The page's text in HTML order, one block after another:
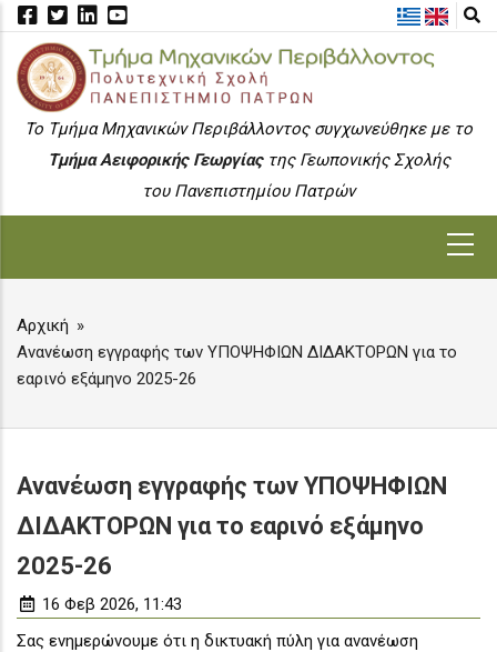
Skip
main
content
To Τμήμα Μηχανικών Περιβάλλοντος συγχωνεύθηκε με το
Τμήμα Αειφορικής Γεωργίαςτης Γεωπονικής Σχολής
του Πανεπιστημίου Πατρών
BREADCRUMB
Αρχική
Ανανέωση εγγραφής των ΥΠΟΨΗΦΙΩΝ ΔΙΔΑΚΤΟΡΩΝ για το
εαρινό εξάμηνο 2025-26
Ανανέωση εγγραφής των ΥΠΟΨΗΦΙΩΝ
ΔΙΔΑΚΤΟΡΩΝ για το εαρινό εξάμηνο
2025-26
16 Φεβ 2026, 11:43
Σας ενημερώνουμε ότι η δικτυακή πύλη για ανανέωση